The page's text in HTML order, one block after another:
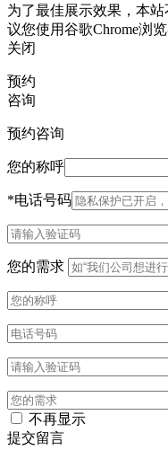
为了最佳展示效果，本
议您使用谷歌Chrome浏览
关闭
预约
咨询
预约咨询
您的称呼
*电话号码
您的需求
不再显示
提交留言